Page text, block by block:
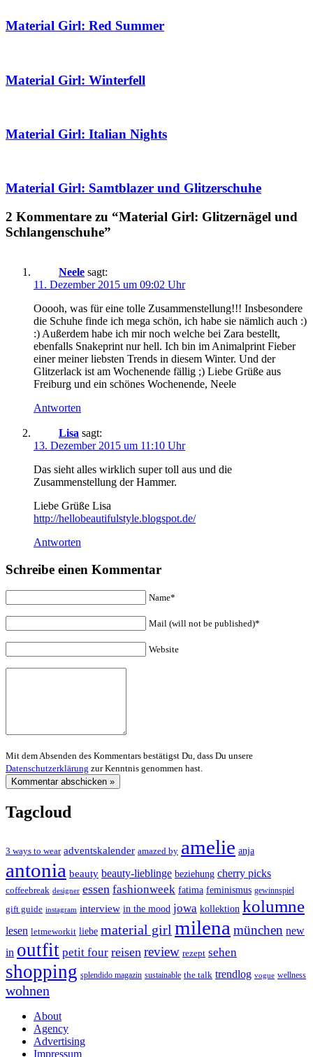
Material Girl: Red Summer
Material Girl: Winterfell
Material Girl: Italian Nights
Material Girl: Samtblazer und Glitzerschuhe
2 Kommentare zu “Material Girl: Glitzernägel und
Schlangenschuhe”
Neele sagt:
11. Dezember 2015 um 09:02 Uhr
Ooooh, was für eine tolle Zusammenstellung!!! Insbesondere
die Schuhe finde ich mega schön, ich habe sie nämlich auch :)
:) Außerdem habe ich mir noch welche bei Zara bestellt,
ebenfalls Snakeprint nur hell. Ich bin im Animalprint Fieber
einer meiner liebsten Trends in diesem Winter. Und der
Glitzerlack ist am Wochenende fällig ;) Liebe Grüße aus
Freiburg und ein schönes Wochenende, Neele
Antworten
Lisa sagt:
13. Dezember 2015 um 11:10 Uhr
Das sieht alles wirklich super toll aus und die
Zusammenstellung der Hammer.
Liebe Grüße Lisa
http://hellobeautifulstyle.blogspot.de/
Antworten
Schreibe einen Kommentar
Name*
Mail (will not be published)*
Website
Mit dem Absenden des Kommentars bestätigst Du, dass Du unsere
Datenschutzerklärung zur Kenntnis genommen hast.
Tagcloud
3 ways to wear adventskalender amazed by amelie anja
antonia beauty beauty-lieblinge beziehung cherry picks
coffeebreak designer essen fashionweek fatima feminismus gewinnspiel
gift guide instagram interview in the mood jowa kollektion kolumne
lesen letmeworkit liebe material girl milena münchen new
in outfit petit four reisen review rezept sehen
shopping splendido magazin sustainable the talk trendlog vogue wellness
wohnen
About
Agency
Advertising
Impressum